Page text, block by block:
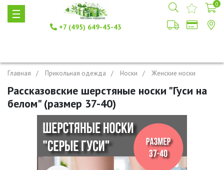
+7 (495) 649-45-43
0
Главная Прикольная одежда Носки Женские носки
Рассказовские шерстяные носки "Гуси на
белом" (размер 37-40)